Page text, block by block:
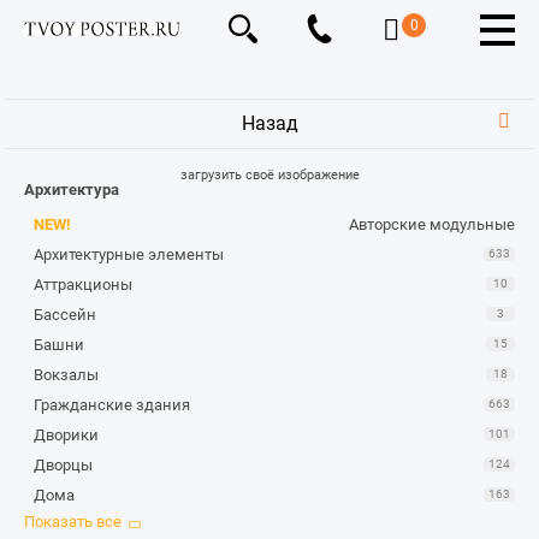
0
Назад
загрузить своё изображение
Архитектура
NEW!
Авторские модульные
Архитектурные элементы
633
Аттракционы 10
Бассейн 3
Башни 15
Вокзалы 18
Гражданские здания 663
Дворики 101
Дворцы 124
Дома 163
Замки и крепости